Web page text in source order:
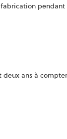
pendant
ans à